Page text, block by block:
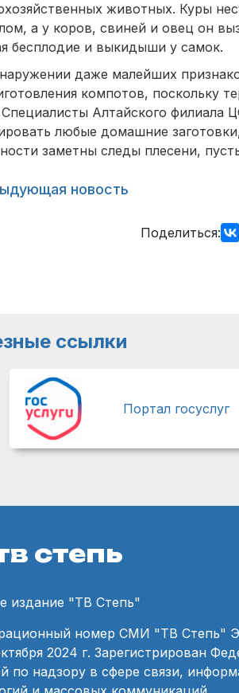
животных. Куры
а у коров, свиней и овец он
бесплодие и выкидыши у самок.
даже малейших
компотов, поскольку
Алтайского филиала
любые домашние
заметны следы плесени,
новость
Поделиться:
ссылки
Портал госуслуг
степь
издание "ТВ Степь"
номер СМИ "ТВ Степь"
2024 г. Зарегистрирован
по надзору в сфере связи,